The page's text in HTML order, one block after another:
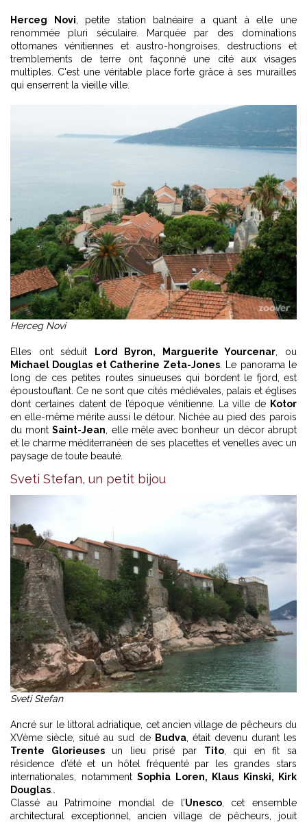
Herceg Novi , petite station balnéaire a quant à elle une
renommée pluri séculaire. Marquée par des dominations
ottomanes vénitiennes et austro-hongroises, destructions et
tremblements de terre ont façonné une cité aux visages
multiples. C'est une véritable place forte grâce à ses murailles
qui enserrent la vieille ville.
Herceg Novi
Elles ont séduit Lord Byron, Marguerite Yourcenar , ou
Michael Douglas et Catherine Zeta-Jones. Le panorama le
long de ces petites routes sinueuses qui bordent le fjord, est
époustouflant. Ce ne sont que cités médiévales, palais et églises
dont certaines datent de l’époque vénitienne. La ville de Kotor
en elle-même mérite aussi le détour. Nichée au pied des parois
du montSaint-Jean , elle mêle avec bonheur un décor abrupt
et le charme méditerranéen de ses placettes et venelles avec un
paysage de toute beauté.
Sveti Stefan, un petit bijou
Sveti Stefan
Ancré sur le littoral adriatique, cet ancien village de pêcheurs du
XVème siècle, situé au sud de Budva, était devenu durant les
Trente Glorieusesun lieu prisé par Tito, qui en fit sa
résidence d’été et un hôtel fréquenté par les grandes stars
internationales, notamment Sophia Loren, Klaus Kinski, Kirk
Douglas
Classé au Patrimoine mondial de l’Unesco, cet ensemble
architectural exceptionnel, ancien village de pêcheurs, jouit